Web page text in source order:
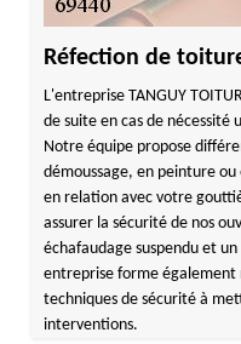
Réfection de
L'entreprise TANGUY
de suite en cas de
Notre équipe propose
démoussage, en peinture
en relation avec votre
assurer la sécurité de nos
échafaudage suspendu et
entreprise forme également
techniques de sécurité à
interventions.